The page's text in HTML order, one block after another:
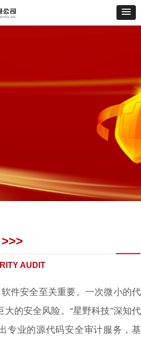
AUDIT
安全至关重要。一次微小的代
的安全风险。“星野科技”深知代
专业的源代码安全审计服务，基